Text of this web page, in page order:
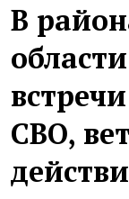
В
СВО,